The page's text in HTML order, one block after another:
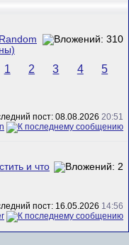
1 2 3 4
5
пост: 08.08.2026 20:51
и что
пост: 16.05.2026 14:56